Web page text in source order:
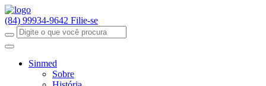
(84) 99934-9642 Filie-se
Sinmed
Sobre